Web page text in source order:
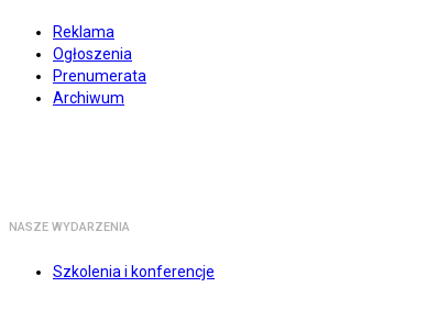
Reklama
Ogłoszenia
Prenumerata
Archiwum
NASZE WYDARZENIA
Szkolenia i konferencje